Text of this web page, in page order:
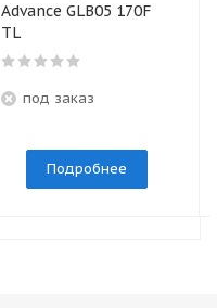
Advance GLB05 170F
TL
под заказ
Подробнее